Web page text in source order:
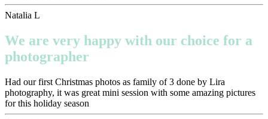
Natalia L
We are very happy with our choice for a
photographer
Had our first Christmas photos as family of 3 done by Lira
photography, it was great mini session with some amazing pictures
for this holiday season